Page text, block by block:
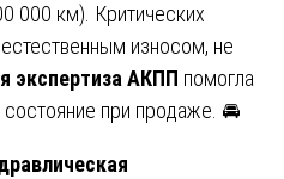
000 км). Критических
износом, не
экспертиза АКПП помогла
при продаже. 🚘